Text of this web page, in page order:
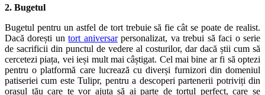
2. Bugetul
Bugetul pentru un astfel de tort trebuie să fie cât se poate de realist.
Dacă dorești untort aniversarpersonalizat, va trebui să faci o serie
de sacrificii din punctul de vedere al costurilor, dar dacă știi cum să
cercetezi piața, vei ieși mult mai câștigat. Cel mai bine ar fi să optezi
pentru o platformă care lucrează cu diverși furnizori din domeniul
patiseriei cum este Tulipr, pentru a descoperi partenerii potriviți din
orașul tău care te vor ajuta să ai parte de tortul perfect, care se